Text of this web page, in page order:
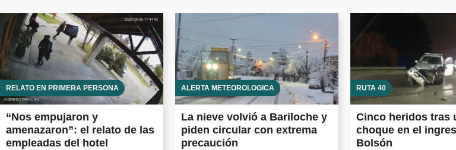
RELATO EN PRIMERA PERSONA
“Nos empujaron y
amenazaron”: el relato de las
empleadas del hotel
ALERTA METEOROLÓGICA
La nieve volvió a Bariloche y
piden circular con extrema
precaución
RUTA 40
Cinco heridos tras
choque en el
Bolsón